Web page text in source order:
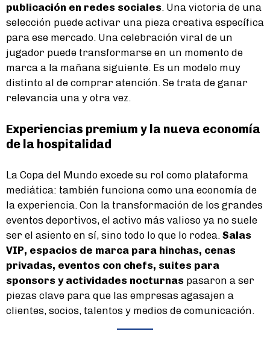
publicación en redes sociales . Una victoria de una
selección puede activar una pieza creativa específica
para ese mercado. Una celebración viral de un
jugador puede transformarse en un momento de
marca a la mañana siguiente. Es un modelo muy
distinto al de comprar atención. Se trata de ganar
relevancia una y otra vez.
Experiencias premium y la nueva economía
de la hospitalidad
La Copa del Mundo excede su rol como plataforma
mediática: también funciona como una economía de
la experiencia. Con la transformación de los grandes
eventos deportivos, el activo más valioso ya no suele
ser el asiento en sí, sino todo lo que lo rodea. Salas
VIP, espacios de marca para hinchas, cenas
privadas, eventos con chefs, suites para
sponsors y actividades nocturnas pasaron a ser
piezas clave para que las empresas agasajen a
clientes, socios, talentos y medios de comunicación.